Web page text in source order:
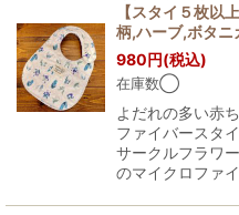
【スタイ５枚以
柄,ハーブ,ボタニ
980円(税込)
在庫数◯
よだれの多い赤
ファイバースタ
サークルフラワ
のマイクロファ